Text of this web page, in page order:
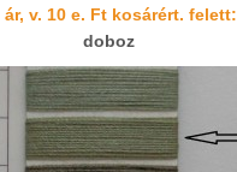
v. 10 e. Ft kosárért. felett:
doboz